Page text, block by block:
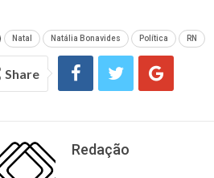
Natal Natália Bonavides Política RN
Share
Redação